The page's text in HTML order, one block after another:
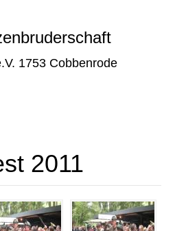
1753 Cobbenrode
2011